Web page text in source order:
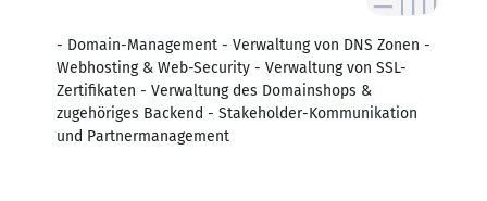
- Domain-Management - Verwaltung von DNS Zonen -
Webhosting & Web-Security - Verwaltung von SSL-
Zertifikaten - Verwaltung des Domainshops &
zugehöriges Backend - Stakeholder-Kommunikation
und Partnermanagement